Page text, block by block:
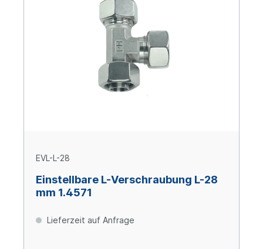
EVL-L-28
Einstellbare L-Verschraubung L-28
mm 1.4571
Lieferzeit auf Anfrage